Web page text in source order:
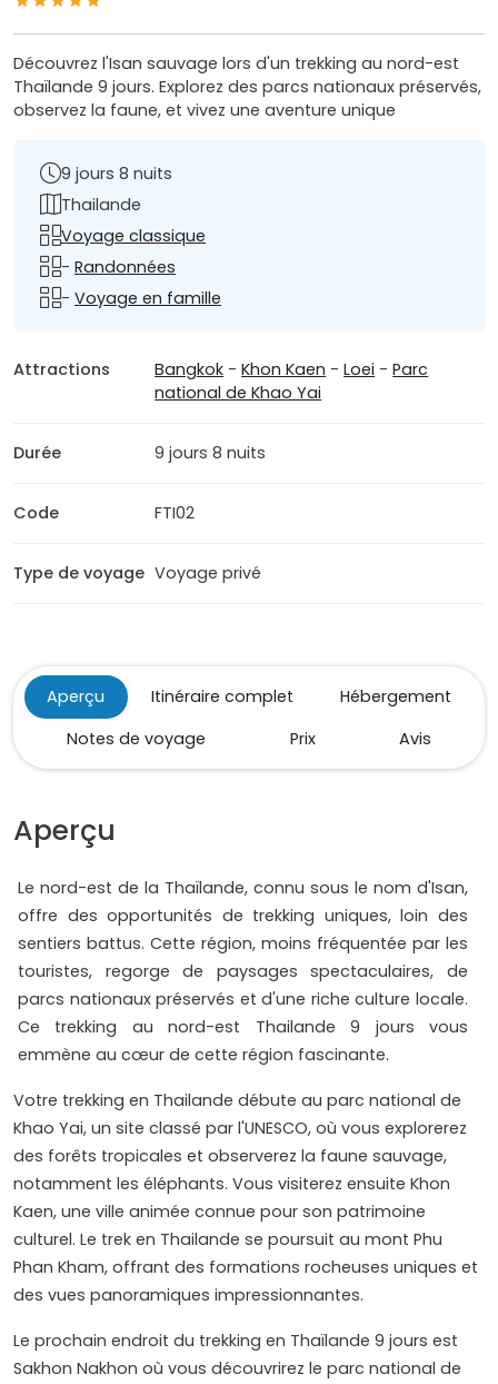
Découvrez l'Isan sauvage lors d'un trekking au nord-est
Thaïlande 9 jours. Explorez des parcs nationaux préservés,
observez la faune, et vivez une aventure unique
9 jours 8 nuits
Thailande
Voyage classique
- Randonnées
- Voyage en famille
Attractions Bangkok -Khon Kaen -Loei -Parc
national de Khao Yai
Durée 9 jours 8 nuits
Code FTI02
Type de voyage Voyage privé
Aperçu Itinéraire complet
Hébergement
Notes de voyage
Prix Avis
Aperçu
Le nord-est de la Thaïlande, connu sous le nom d'Isan,
offre des opportunités de trekking uniques, loin des
sentiers battus. Cette région, moins fréquentée par les
touristes, regorge de paysages spectaculaires, de
parcs nationaux préservés et d'une riche culture locale.
Ce trekking au nord-est Thailande 9 jours vous
emmène au cœur de cette région fascinante.
Votre trekking en Thailande débute au parc national de
Khao Yai, un site classé par l'UNESCO, où vous explorerez
des forêts tropicales et observerez la faune sauvage,
notamment les éléphants. Vous visiterez ensuite Khon
Kaen, une ville animée connue pour son patrimoine
culturel. Le trek en Thailande se poursuit au mont Phu
Phan Kham, offrant des formations rocheuses uniques et
des vues panoramiques impressionnantes.
Le prochain endroit du trekking en Thaïlande 9 jours est
Sakhon Nakhon où vous découvrirez le parc national de